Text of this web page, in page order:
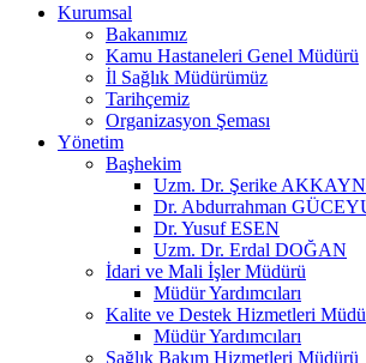
Kurumsal
Bakanımız
Kamu Hastaneleri Genel Müdürü
İl Sağlık Müdürümüz
Tarihçemiz
Organizasyon Şeması
Yönetim
Başhekim
Uzm. Dr. Şerike
Dr. Abdurrahman
Dr. Yusuf ESEN
Uzm. Dr. Erdal DOĞAN
İdari ve Mali İşler Müdürü
Müdür Yardımcıları
Kalite ve Destek Hizmetleri
Müdür Yardımcıları
Sağlık Bakım Hizmetleri Müdürü